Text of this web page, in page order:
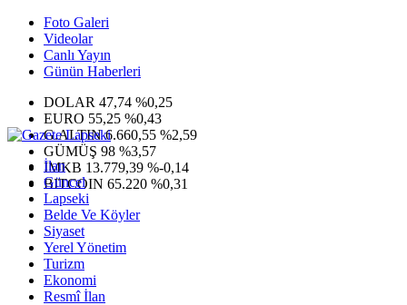
Foto Galeri
Videolar
Canlı Yayın
Günün Haberleri
DOLAR 47,74 %0,25
EURO 55,25 %0,43
G.ALTIN6.660,55 %2,59
GÜMÜŞ 98 %3,57
IMKB 13.779,39 %-0,14
BITCOIN 65.220 %0,31
İlan
Güncel
Lapseki
Belde Ve Köyler
Siyaset
Yerel Yönetim
Turizm
Ekonomi
Resmî İlan